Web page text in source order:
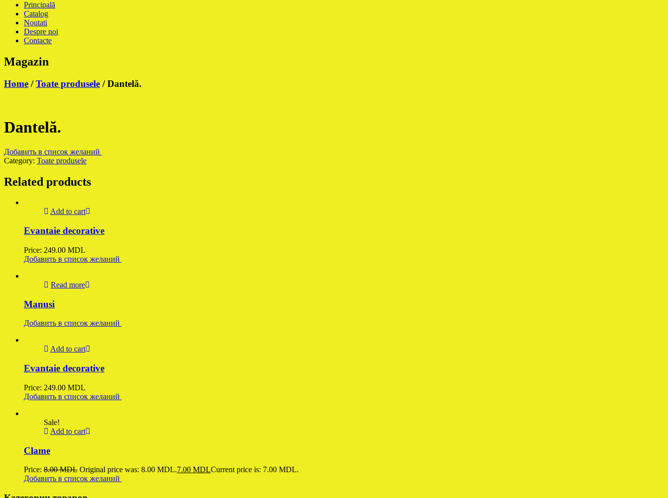
Principală
Catalog
Noutati
Despre noi
Contacte
Magazin
Home /Toate produsele / Dantelă.
Dantelă.
Добавить в список желаний
Category: Toate produsele
Related products
Add to cart
Evantaie decorative
Price: 249.00 MDL
Добавить в список желаний
Read more
Manusi
Добавить в список желаний
Add to cart
Evantaie decorative
Price: 249.00 MDL
Добавить в список желаний
Sale!
Add to cart
Clame
Price: 8.00MDL Original price was: 8.00 MDL.7.00 MDLCurrent price is: 7.00 MDL.
Добавить в список желаний